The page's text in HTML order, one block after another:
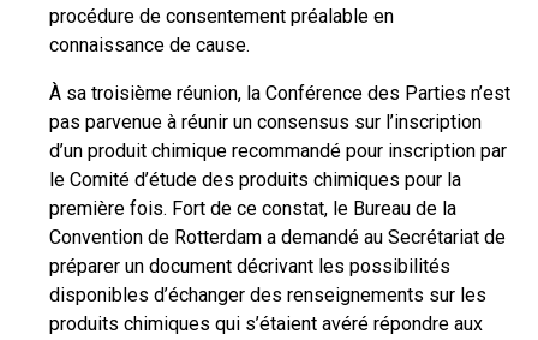
procédure de consentement préalable en
connaissance de cause.
À sa troisième réunion, la Conférence des Parties n’est
pas parvenue à réunir un consensus sur l’inscription
d’un produit chimique recommandé pour inscription par
le Comité d’étude des produits chimiques pour la
première fois. Fort de ce constat, le Bureau de la
Convention de Rotterdam a demandé au Secrétariat de
préparer un document décrivant les possibilités
disponibles d’échanger des renseignements sur les
produits chimiques qui s’étaient avéré répondre aux